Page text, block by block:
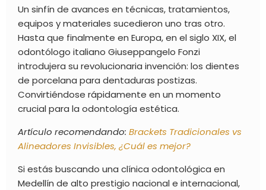
Un sinfín de avances en técnicas, tratamientos,
equipos y materiales sucedieron uno tras otro.
Hasta que finalmente en Europa, en el siglo XIX, el
odontólogo italiano Giuseppangelo Fonzi
introdujera su revolucionaria invención: los dientes
de porcelana para dentaduras postizas.
Convirtiéndose rápidamente en un momento
crucial para la odontología estética.
Artículo recomendando: Brackets Tradicionales vs
Alineadores Invisibles, ¿Cuál es mejor?
Si estás buscando una clínica odontológica en
Medellín de alto prestigio nacional e internacional,